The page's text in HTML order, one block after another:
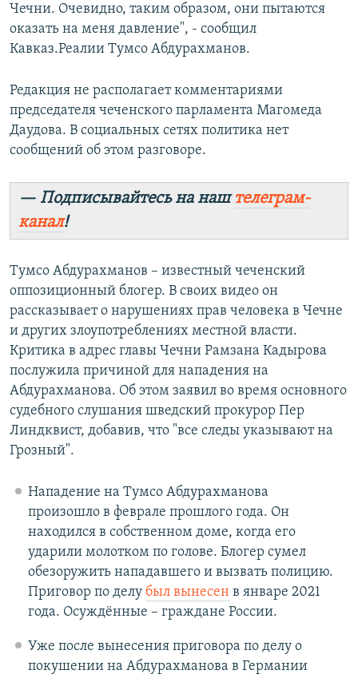
Чечни. Очевидно, таким образом, они пытаются
оказать на меня давление", - сообщил
Кавказ.Реалии Тумсо Абдурахманов.
Редакция не располагает комментариями
председателя чеченского парламента Магомеда
Даудова. В социальных сетях политика нет
сообщений об этом разговоре.
— Подписывайтесь на наштелеграм-
канал!
Тумсо Абдурахманов – известный чеченский
оппозиционный блогер. В своих видео он
рассказывает о нарушениях прав человека в Чечне
и других злоупотреблениях местной власти.
Критика в адрес главы Чечни Рамзана Кадырова
послужила причиной для нападения на
Абдурахманова. Об этом заявил во время основного
судебного слушания шведский прокурор Пер
Линдквист, добавив, что "все следы указывают на
Грозный".
Нападение на Тумсо Абдурахманова
произошло в феврале прошлого года. Он
находился в собственном доме, когда его
ударили молотком по голове. Блогер сумел
обезоружить нападавшего и вызвать полицию.
Приговор по делу был вынесенв январе 2021
года. Осуждённые – граждане России.
Уже после вынесения приговора по делу о
покушении на Абдурахманова в Германии